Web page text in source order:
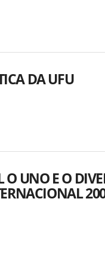
DA UFU
UNO E O